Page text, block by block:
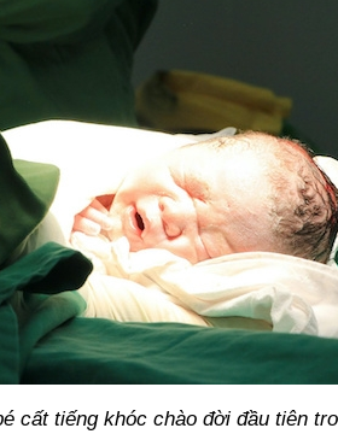
cất tiếng khóc chào đời đầu tiên